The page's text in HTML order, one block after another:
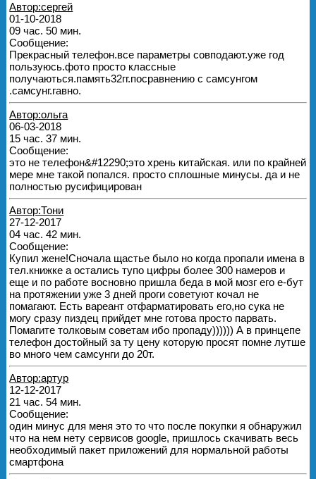
Автор:сергей
01-10-2018
09 час. 50 мин.
Сообщение:
Прекрасный телефон.все параметры совподают.уже год
пользуюсь.фото просто классные
получаються.память32гг.посравнению с самсунгом
.самсунг.гавно.
Автор:ольга
06-03-2018
15 час. 37 мин.
Сообщение:
это не телефон&#12290;это хрень китайская. или по крайней
мере мне такой попался. просто сплошные минусы. да и не
полностью русифицирован
Автор:Тони
27-12-2017
04 час. 42 мин.
Сообщение:
Купил жене!Сночала щастье было но когда пропали имена в
тел.книжке а остались тупо цифры более 300 намеров и
еще и по работе восновно пришла беда в мой мозг его е-бут
на протяжении уже 3 дней проги советуют кочал не
помагают. Есть вареант отфарматировать его,но сука не
могу сразу пиздец прийдет мне готова просто парвать.
Помагите толковым советам ибо пропаду)))))) А в принцепе
телефон достойный за ту цену которую просят помне лутше
во много чем самсунги до 20т.
Автор:артур
12-12-2017
21 час. 54 мин.
Сообщение:
один минус для меня это то что после покупки я обнаружил
что на нем нету сервисов google, пришлось скачивать весь
необходимый пакет приложений для нормальной работы
смартфона